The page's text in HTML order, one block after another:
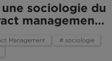
une sociologie du
managemen…
Management
# sociologie